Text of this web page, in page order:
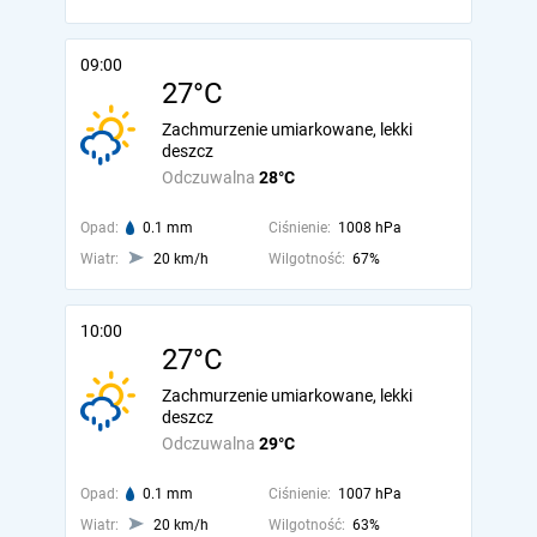
09:00
27°C
Odczuwalna 28°C
Zachmurzenie umiarkowane, lekki
deszcz
Opad: 0.1 mm Ciśnienie: 1008 hPa
Wiatr:
20 km/h Wilgotność: 67%
10:00
27°C
Odczuwalna 29°C
Zachmurzenie umiarkowane, lekki
deszcz
Opad: 0.1 mm Ciśnienie: 1007 hPa
Wiatr:
20 km/h Wilgotność: 63%